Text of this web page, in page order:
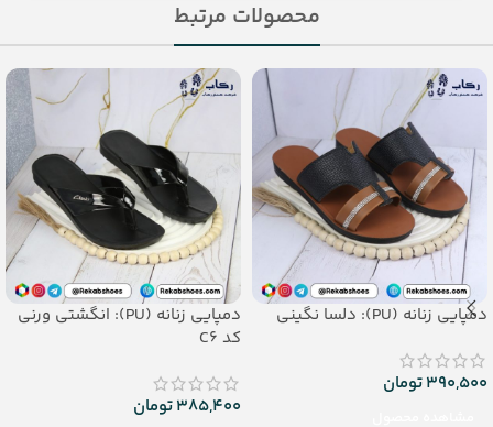
محصولات مرتبط
دمپایی زنانه (PU): دلسا نگینی
390,500تومان
دمپایی زنانه (PU): انگشتی ورنی
کد C6
385,400تومان